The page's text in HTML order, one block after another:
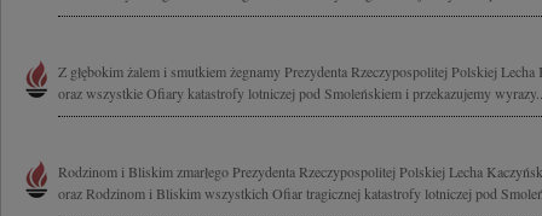
Z głębokim żalem i smutkiem żegnamy Prezydenta Rzeczypospolitej Polskiej Lecha
oraz wszystkie Ofiary katastrofy lotniczej pod Smoleńskiem i przekazujemy
Rodzinom i Bliskim zmarłego Prezydenta Rzeczypospolitej Polskiej Lecha
oraz Rodzinom i Bliskim wszystkich Ofiar tragicznej katastrofy lotniczej pod